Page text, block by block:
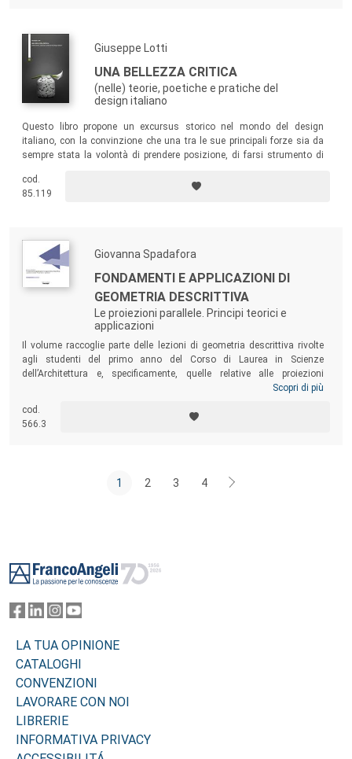
Giuseppe Lotti
UNA BELLEZZA CRITICA
(nelle) teorie, poetiche e pratiche del
design italiano
Questo libro propone un excursus storico nel mondo del design
italiano, con la convinzione che una tra le sue principali forze sia da
sempre stata la volontà di prendere posizione, di farsi strumento di
provare a cambiarla. Ciò senza perdere di vista l’estetica, la qualità
formale, la bellezza del prodotto.
cod.
85.119
Giovanna Spadafora
FONDAMENTI E APPLICAZIONI DI
GEOMETRIA DESCRITTIVA
Le proiezioni parallele. Principi teorici e
applicazioni
Il volume raccoglie parte delle lezioni di geometria descrittiva rivolte
agli studenti del primo anno del Corso di Laurea in Scienze
dell’Architettura e, specificamente, quelle relative alle proiezioni
parallele, precedute da cenni di geometria proiettiva. Il testo, nei due
all’applicazione dei concetti teorici, i cui richiami in esso contenuti non
ne sostituiscono, piuttosto ne supportano, lo studio approfondito e
Scopri di più
cod.
566.3
1 2 3 4
LA TUA OPINIONE
CATALOGHI
CONVENZIONI
LAVORARE CON NOI
LIBRERIE
INFORMATIVA PRIVACY